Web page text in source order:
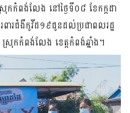
កកំពង់លែង នៅ​ថ្ងៃទី០៨ ខែកក្កដា
ពារ​ជំងឺកូវីដ១៩​ជូន​ដល់​ប្រជាពលរដ្ឋ​
ក​កំពង់លែង ខេត្តកំពង់​ឆ្នាំង។​